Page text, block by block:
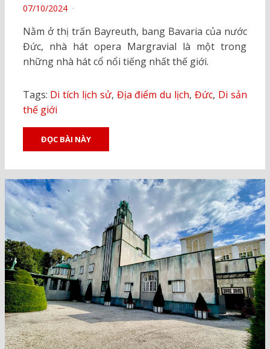
POSTED
07/10/2024
Nằm ở thị trấn Bayreuth, bang Bavaria của nước
Đức, nhà hát opera Margravial là một trong
những nhà hát cổ nổi tiếng nhất thế giới.
Tags: Di tích lịch sử, Địa điểm du lịch, Đức, Di sản
thế giới
ĐỌC BÀI NÀY